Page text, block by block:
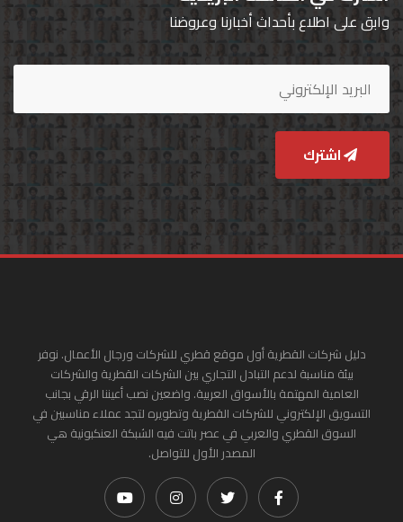
وابق على اطلاع بأحداث أخبارنا وعروضنا
اشترك
دليل شركات القطرية أول موقع قطري للشركات ورجال الأعمال. نوفر
بيئة مناسبة لدعم التبادل التجاري بين الشركات القطرية والشركات
العامية المهتمة بالأسواق العربية. واضعين نصب أعيننا الرقي بجانب
التسويق الإلكتروني للشركات القطرية وتطويره لتجد عملاء مناسبين في
السوق القطري والعربي في عصر باتت فيه الشبكة العنكبونية هي
المصدر الأول للتواصل.